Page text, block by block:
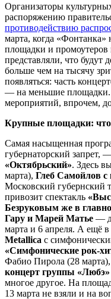
Организаторы
распоряжению
противодействию
марта, когда «Фонтанка»
площадки и
представляли, что будут
больше чем на тысячу
появляться: часть
— на меньшие площадки.
мероприятий, впрочем,
Крупные площадки: что
Самая насыщенная
губернаторский запрет,
«Октябрьский». Здесь
марта), Глеб Самойлов
Московский губернский
привозит спектакль
Безруковым же в
Гару и Марей Матье —
марта и 6 апреля. А ещё
Metallica с
«Симфонические рок-
Фабио Пирола (28
концерт группы «Любэ»
многое другое. На
13 марта не взяли и на